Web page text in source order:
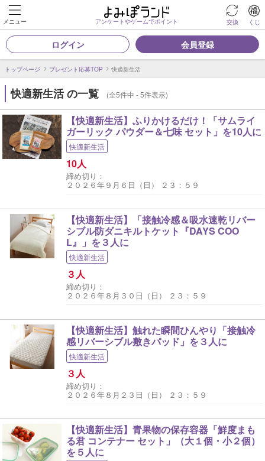
メニュー アンケートやゲームでポイント 交換 くじ
ログイン 会員登録
トップページ プレゼント応募TOP 快適新生活
快適新生活 の一覧 (全5件中 - 5件表示)
【快適新生活】ふりかけるだけ！「サムライ
ガーリック パウダー＆七味 セット」を10人に
快適新生活
10人
締め切り：
２０２６年９月６日（日） ２３：５９
【快適新生活】「接触冷感＆吸水速乾リバー
シブル防ダニキルトケット『DAYS COO
L』」を３人に
快適新生活
３人
締め切り：
２０２６年８月３０日（日） ２３：５９
【快適新生活】触れた瞬間ひんやり「接触冷
感リバーシブル敷きパッド」を３人に
快適新生活
３人
締め切り：
２０２６年８月２３日（日） ２３：５９
【快適新生活】青果物の保存容器「鮮度まも
る君 コンテナー セット」（大１個・小２個）
を５人に